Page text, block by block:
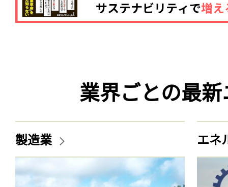
業界ごとの最
製造業 エネ